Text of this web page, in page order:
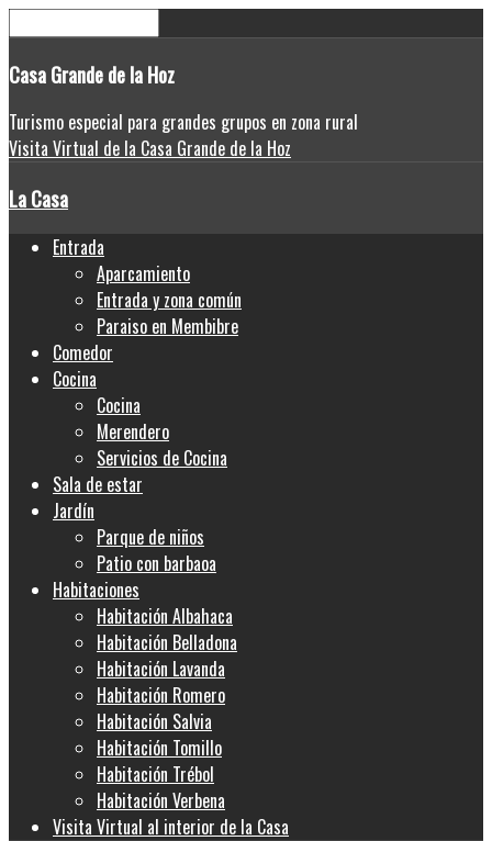
CasaGrande de la Hoz
Turismo especial para grandes grupos en zona rural
Visita Virtual de la Casa Grande de la Hoz
La Casa
Entrada
Aparcamiento
Entrada y zona común
Paraiso en Membibre
Comedor
Cocina
Cocina
Merendero
Servicios de Cocina
Sala de estar
Jardín
Parque de niños
Patio con barbaoa
Habitaciones
Habitación Albahaca
Habitación Belladona
Habitación Lavanda
Habitación Romero
Habitación Salvia
Habitación Tomillo
Habitación Trébol
Habitación Verbena
Visita Virtual al interior de la Casa